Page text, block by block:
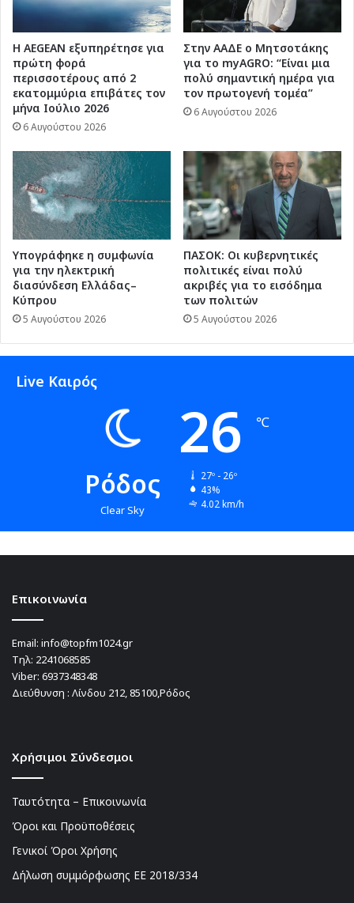
Η AEGEAN εξυπηρέτησε για
πρώτη φορά
περισσοτέρους από 2
εκατομμύρια επιβάτες τον
μήνα Ιούλιο 2026
6 Αυγούστου 2026
Στην ΑΑΔΕ ο Μητσοτάκης
για το myAGRO: “Είναι μια
πολύ σημαντική ημέρα για
τον πρωτογενή τομέα”
6 Αυγούστου 2026
Υπογράφηκε η συμφωνία
για την ηλεκτρική
διασύνδεση Ελλάδας–
Κύπρου
5 Αυγούστου 2026
ΠΑΣΟΚ: Οι κυβερνητικές
πολιτικές είναι πολύ
ακριβές για το εισόδημα
των πολιτών
5 Αυγούστου 2026
Live Καιρός
Ρόδος
Clear Sky
26 ℃
27º - 26º
43%
4.02 km/h
Επικοινωνία
Email: info@topfm1024.gr
Τηλ: 2241068585
Viber: 6937348348
Διεύθυνση : Λίνδου 212, 85100,Ρόδος
Χρήσιμοι Σύνδεσμοι
Ταυτότητα – Επικοινωνία
Όροι και Προϋποθέσεις
Γενικοί Όροι Χρήσης
Δήλωση συμμόρφωσης ΕΕ 2018/334